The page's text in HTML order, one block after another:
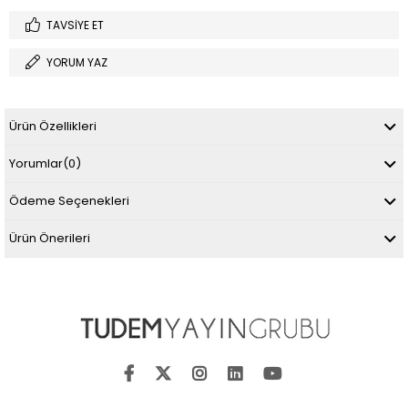
TAVSIYE ET
YORUM YAZ
Ürün Özellikleri
Yorumlar(0)
Ödeme Seçenekleri
Ürün Önerileri